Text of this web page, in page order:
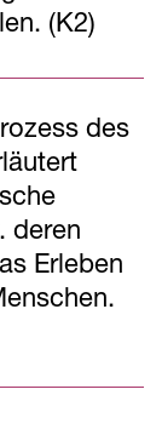
(K2)
des
deren
Erleben